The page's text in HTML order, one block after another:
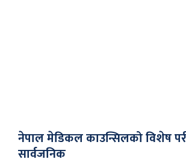
नेपाल मेडिकल काउन्सिलको विशेष
सार्वजनिक